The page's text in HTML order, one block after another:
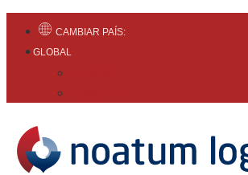
CAMBIAR PAÍS:
GLOBAL